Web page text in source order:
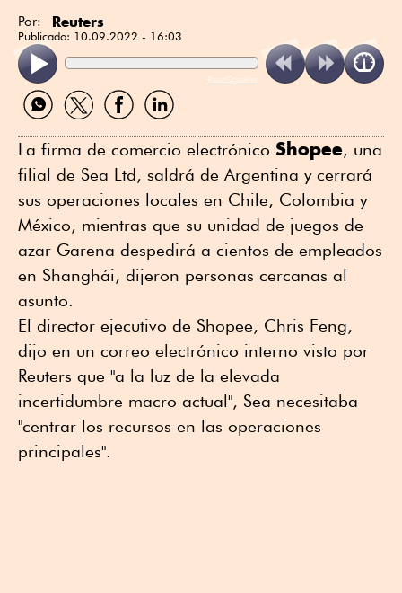
Por: Reuters
Publicado: 10.09.2022 - 16:03
ReadSpeaker
Compartir
por
Compartir
por
Compartir
por
Compartir
por
La firma de comercio electrónico Shopee, una
filial de Sea Ltd, saldrá de Argentina y cerrará
sus operaciones locales en Chile, Colombia y
México, mientras que su unidad de juegos de
azar Garena despedirá a cientos de empleados
en Shanghái, dijeron personas cercanas al
asunto.
El director ejecutivo de Shopee, Chris Feng,
dijo en un correo electrónico interno visto por
Reuters que "a la luz de la elevada
incertidumbre macro actual", Sea necesitaba
"centrar los recursos en las operaciones
principales".